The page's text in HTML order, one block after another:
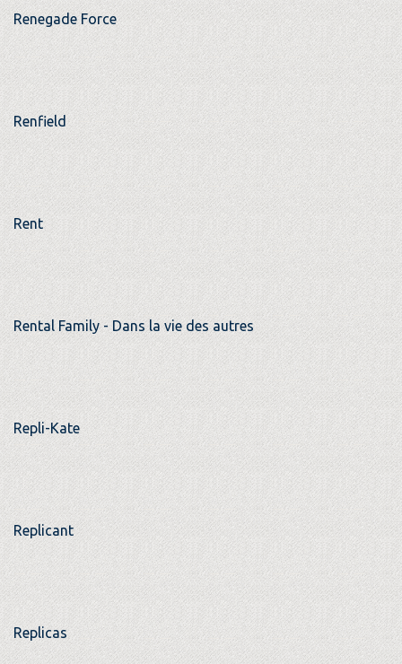
Renegade Force
Renfield
Rent
Rental Family - Dans la vie des autres
Repli-Kate
Replicant
Replicas